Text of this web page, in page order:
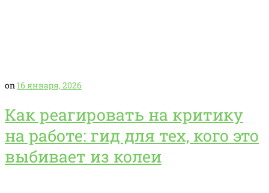
on16 января, 2026
Как реагировать на критику
на работе: гид для тех, кого это
выбивает из колеи